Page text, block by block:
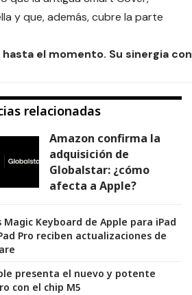
y que, además, cubre la parte
el momento. Su sinergia con
relacionadas
Amazon confirma la
adquisición de
Globalstar: ¿cómo
afecta a Apple?
Magic Keyboard de Apple para iPad
Pro reciben actualizaciones de
presenta el nuevo y potente
con el chip M5